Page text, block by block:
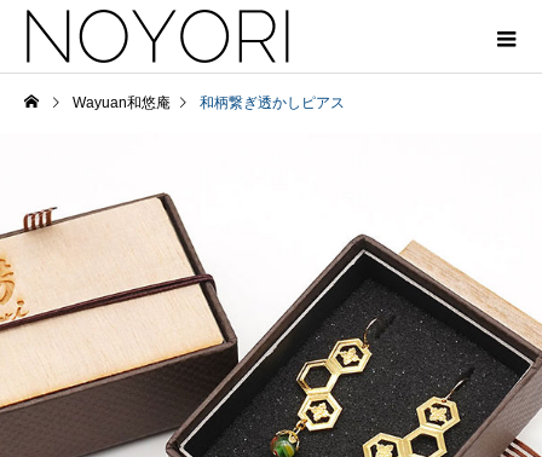
Wayuan和悠庵 和柄繋ぎ透かしピアス